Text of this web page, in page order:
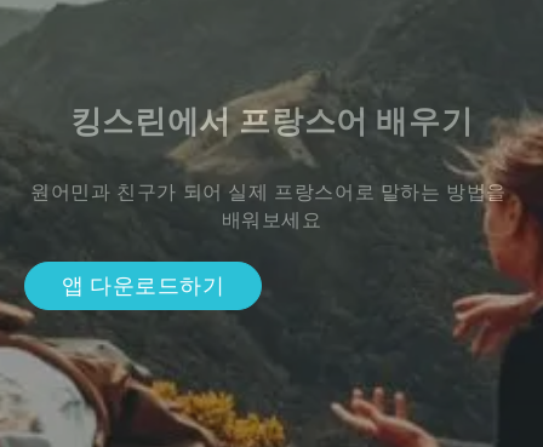
킹스린에서 프랑스어 배우기
원어민과 친구가 되어 실제 프랑스어로 말하는 방법을
배워보세요
앱 다운로드하기